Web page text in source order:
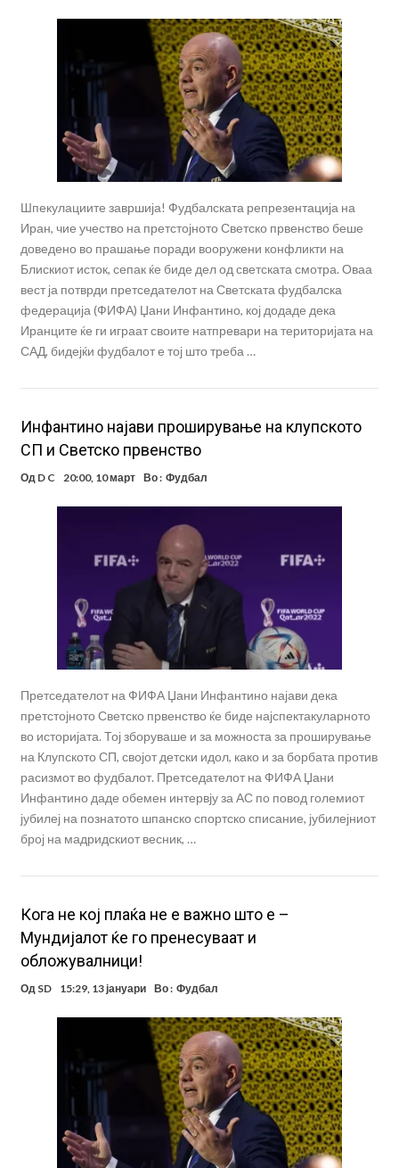
Шпекулациите завршија! Фудбалската репрезентација на
Иран, чие учество на претстојното Светско првенство беше
доведено во прашање поради вооружени конфликти на
Блискиот исток, сепак ќе биде дел од светската смотра. Оваа
вест ја потврди претседателот на Светската фудбалска
федерација (ФИФА) Џани Инфантино, кој додаде дека
Иранците ќе ги играат своите натпревари на територијата на
САД, бидејќи фудбалот е тој што треба …
Инфантино најави проширување на клупското
СП и Светско првенство
Од D C 20:00, 10 март Во : Фудбал
Претседателот на ФИФА Џани Инфантино најави дека
претстојното Светско првенство ќе биде најспектакуларното
во историјата. Тој зборуваше и за можноста за проширување
на Клупското СП, својот детски идол, како и за борбата против
расизмот во фудбалот. Претседателот на ФИФА Џани
Инфантино даде обемен интервју за АС по повод големиот
јубилеј на познатото шпанско спортско списание, јубилејниот
број на мадридскиот весник, …
Кога не кој плаќа не е важно што е –
Мундијалот ќе го пренесуваат и
обложувалници!
Од SD 15:29, 13 јануари Во : Фудбал